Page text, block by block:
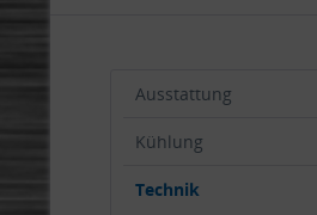
Ausstattung
Kühlung
Technik